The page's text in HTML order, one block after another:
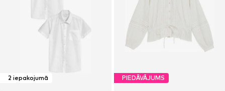
2 iepakojumā PIEDĀVĀJUMS